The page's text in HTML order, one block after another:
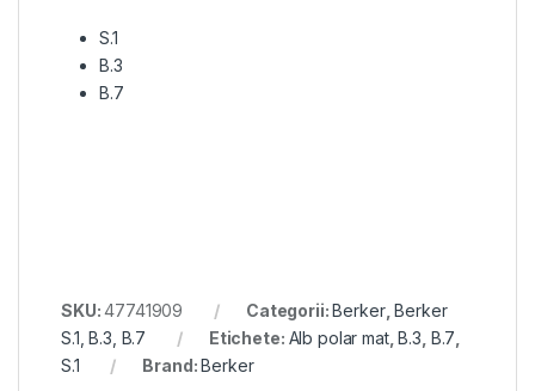
S.1
B.3
B.7
SKU:47741909 Categorii:Berker,Berker
S.1, B.3, B.7
Etichete: Alb polar mat,B.3 B.7
S.1
Brand:Berker